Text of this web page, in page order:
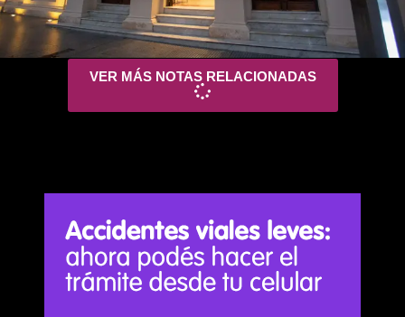
VER MÁS NOTAS RELACIONADAS